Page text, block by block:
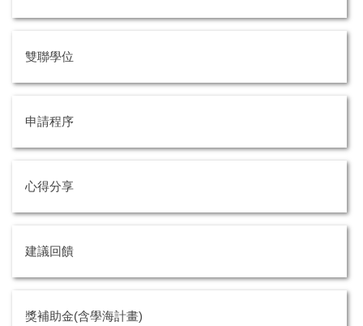
雙聯學位
申請程序
心得分享
建議回饋
獎補助金(含學海計畫)